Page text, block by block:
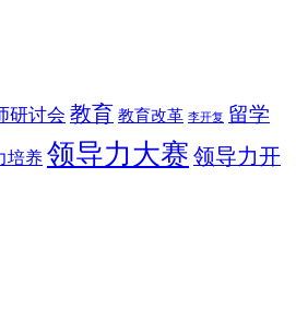
研讨会 教育 教育改革 李开复 留学
培养 领导力大赛 领导力开